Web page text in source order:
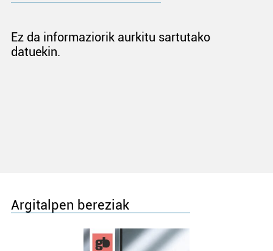
Ez da informaziorik aurkitu sartutako
datuekin.
Argitalpen bereziak